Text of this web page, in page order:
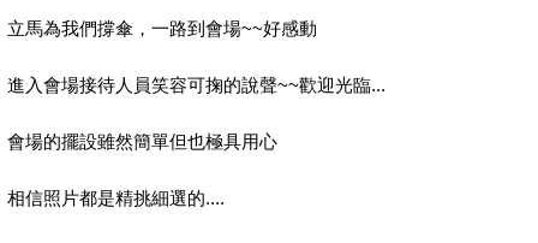
立馬為我們撐傘，一路到會場~~好感動
進入會場接待人員笑容可掬的說聲~~歡迎光臨...
會場的擺設雖然簡單但也極具用心
相信照片都是精挑細選的....